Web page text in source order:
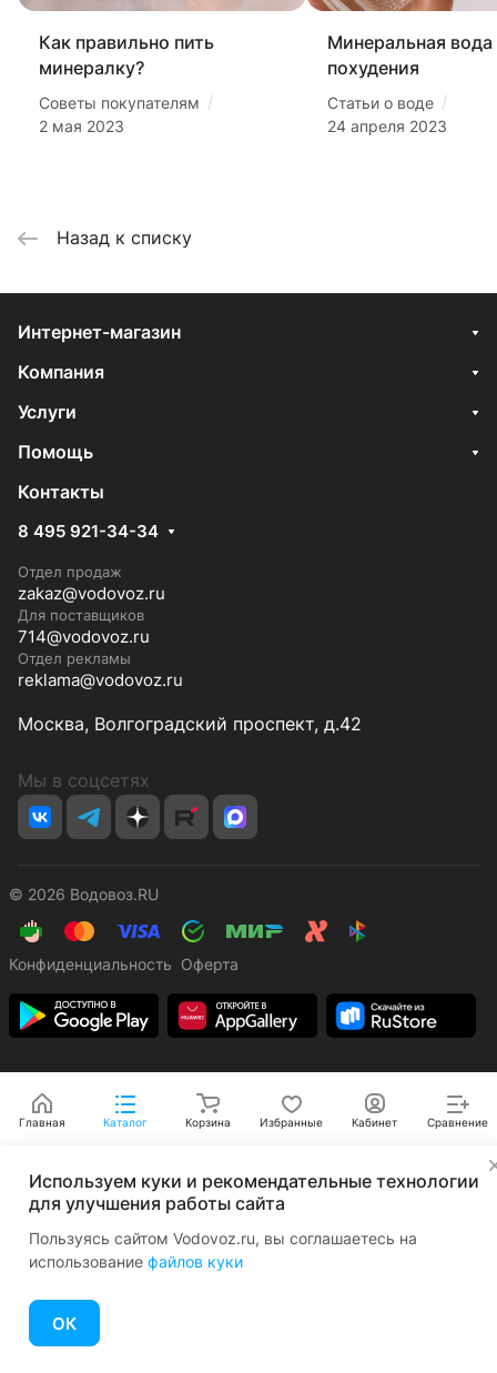
Как правильно пить
минералку?
Советы покупателям /
2 мая 2023
Минеральная вода
похудения
Статьи о воде /
24 апреля 2023
Назад к списку
Интернет-магазин
Компания
Услуги
Помощь
Контакты
8 495 921-34-34
Отдел продаж
zakaz@vodovoz.ru
Для поставщиков
714@vodovoz.ru
Отдел рекламы
reklama@vodovoz.ru
Москва, Волгоградский проспект, д.42
Мы в соцсетях
© 2026 Водовоз.RU
Конфиденциальность Оферта
Главная Каталог Корзина Избранные Кабинет Сравнение
Используем куки и рекомендательные технологии
для улучшения работы сайта
Пользуясь сайтом Vodovoz.ru, вы соглашаетесь на
использование файлов куки
ОК